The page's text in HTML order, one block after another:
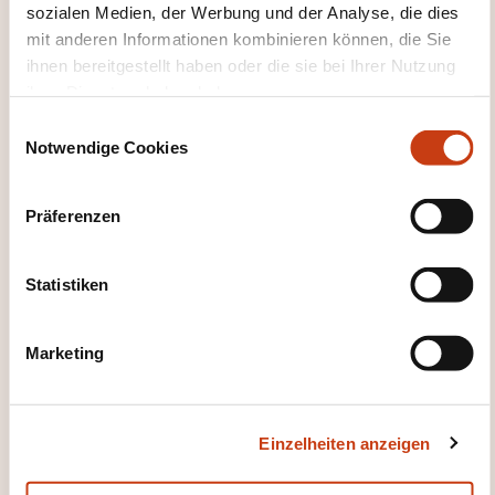
sozialen Medien, der Werbung und der Analyse, die dies
mit anderen Informationen kombinieren können, die Sie
ihnen bereitgestellt haben oder die sie bei Ihrer Nutzung
Notwendige Cookies
Präferenzen
Statistiken
Marketing
Einzelheiten anzeigen
+32 (0)4 246 62 65
Mehr zum Weiterbildungsanbieter:
KÖNNTEN SIE INTERESSIEREN